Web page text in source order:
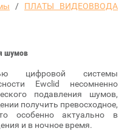
/ ПЛАТЫ ВИДЕОВВОДА
шумов
цифровой системы
Ewclid несомненно
подавления шумов,
получить превосходное,
особенно актуально в
и в ночное время.